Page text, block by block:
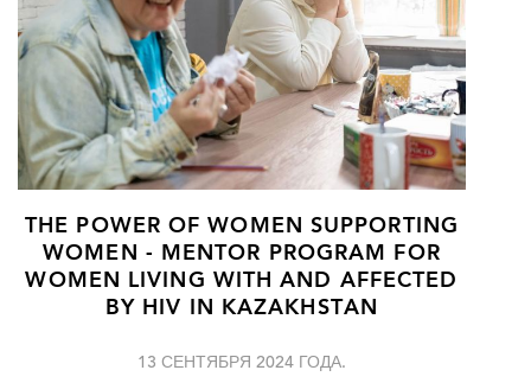
THE POWER OF WOMEN SUPPORTING
WOMEN - MENTOR PROGRAM FOR
WOMEN LIVING WITH AND AFFECTED
BY HIV IN KAZAKHSTAN
13 СЕНТЯБРЯ 2024 ГОДА.